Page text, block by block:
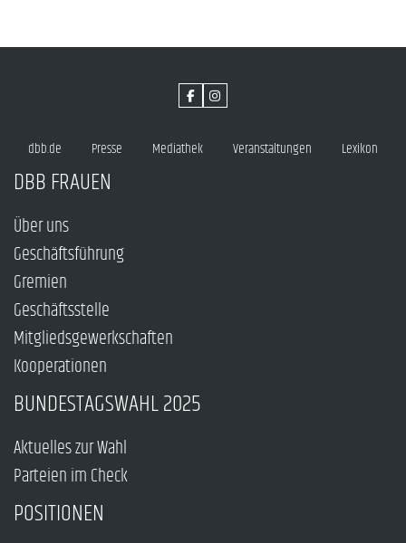
dbb.de Presse Mediathek Veranstaltungen Lexikon
DBB FRAUEN
Über uns
Geschäftsführung
Gremien
Geschäftsstelle
Mitgliedsgewerkschaften
Kooperationen
BUNDESTAGSWAHL 2025
Aktuelles zur Wahl
Parteien im Check
POSITIONEN